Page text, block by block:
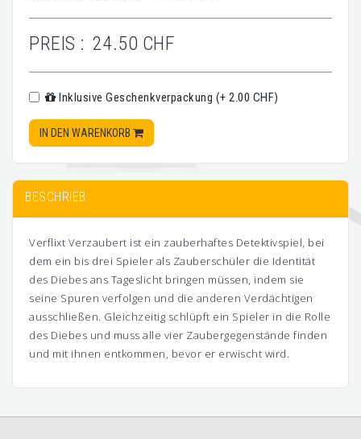
PREIS : 24.50 CHF
Inklusive Geschenkverpackung (+ 2.00 CHF)
IN DEN WARENKORB
BESCHRIEB
Verflixt Verzaubert ist ein zauberhaftes Detektivspiel, bei
dem ein bis drei Spieler als Zauberschüler die Identität
des Diebes ans Tageslicht bringen müssen, indem sie
seine Spuren verfolgen und die anderen Verdächtigen
ausschließen. Gleichzeitig schlüpft ein Spieler in die Rolle
des Diebes und muss alle vier Zaubergegenstände finden
und mit ihnen entkommen, bevor er erwischt wird.